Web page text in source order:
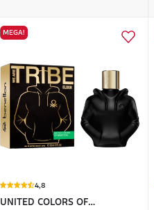
MEGA!
4,8
UNITED COLORS OF